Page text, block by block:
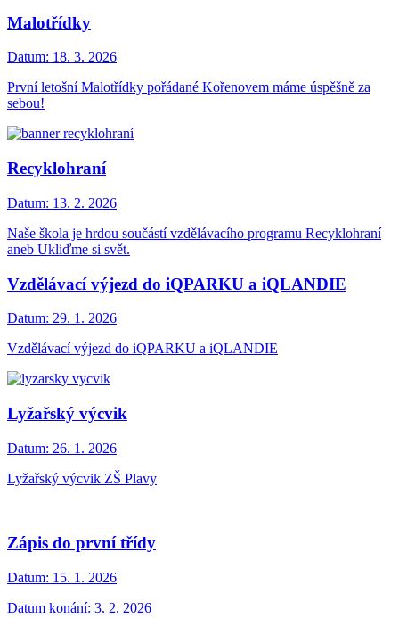
Malotřídky
Datum: 18. 3. 2026
První letošní Malotřídky pořádané Kořenovem máme úspěšně za
sebou!
Recyklohraní
Datum: 13. 2. 2026
Naše škola je hrdou součástí vzdělávacího programu Recyklohraní
aneb Ukliďme si svět.
Vzdělávací výjezd do iQPARKU a iQLANDIE
Datum: 29. 1. 2026
Vzdělávací výjezd do iQPARKU a iQLANDIE
Lyžařský výcvik
Datum: 26. 1. 2026
Lyžařský výcvik ZŠ Plavy
Zápis do první třídy
Datum: 15. 1. 2026
Datum konání: 3. 2. 2026